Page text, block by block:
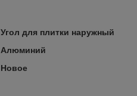
Угол для плитки наружный
Алюминий
Новое